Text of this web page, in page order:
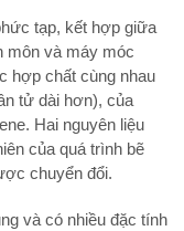
tạp, kết hợp giữa
môn và máy móc
hợp chất cùng nhau
tử dài hơn), của
Hai nguyên liệu
của quá trình bẽ
chuyển đổi.
và có nhiều đặc tính